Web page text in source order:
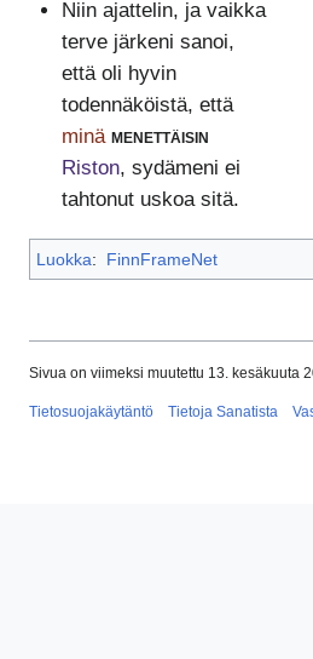
Niin ajattelin, ja vaikka
terve järkeni sanoi,
että oli hyvin
todennäköistä, että
minä menettäisin
Riston, sydämeni ei
tahtonut uskoa sitä.
Luokka: FinnFrameNet
Sivua on viimeksi muutettu 13. kesäkuuta
Tietosuojakäytäntö Tietoja Sanatista